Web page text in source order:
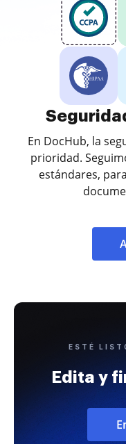
En DocHub, la
prioridad.
estándares,
ESTÉ
Edita y